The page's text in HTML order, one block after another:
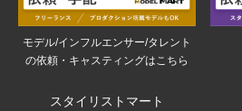
モデル/インフルエンサー/タレント
の依頼・キャスティングはこちら
スタイリストマート